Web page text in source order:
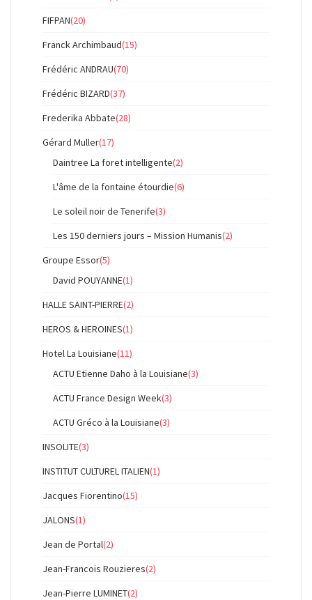
FIFPAN(20)
Franck Archimbaud(15)
Frédéric ANDRAU(70)
Frédéric BIZARD(37)
Frederika Abbate(28)
Gérard Muller(17)
Daintree La foret intelligente(2)
L'âme de la fontaine étourdie(6)
Le soleil noir de Tenerife(3)
Les 150 derniers jours – Mission Humanis(2)
Groupe Essor(5)
David POUYANNE(1)
HALLE SAINT-PIERRE(2)
HEROS & HEROINES(1)
Hotel La Louisiane(11)
ACTU Etienne Daho à la Louisiane(3)
ACTU France Design Week(3)
ACTU Gréco à la Louisiane(3)
INSOLITE(3)
INSTITUT CULTUREL ITALIEN(1)
Jacques Fiorentino(15)
JALONS(1)
Jean de Portal(2)
Jean-Francois Rouzieres(2)
Jean-Pierre LUMINET(2)